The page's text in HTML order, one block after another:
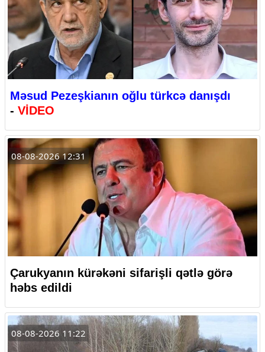
Məsud Pezeşkianın oğlu türkcə danışdı
- VİDEO
08-08-2026 12:31
Çarukyanın kürəkəni sifarişli qətlə görə
həbs edildi
08-08-2026 11:22